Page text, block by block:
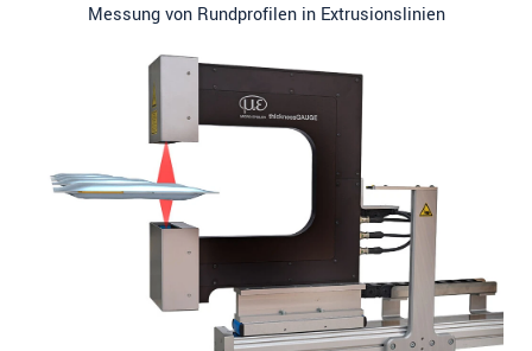
Messung von Rundprofilen in Extrusionslinien